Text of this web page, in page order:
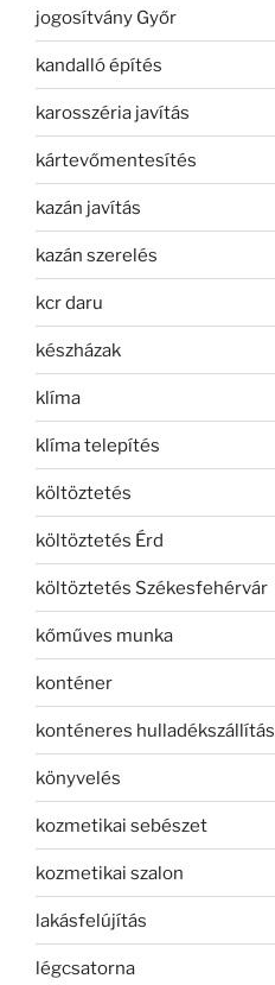
jogosítvány Győr
kandalló építés
karosszéria javítás
kártevőmentesítés
kazán javítás
kazán szerelés
kcr daru
készházak
klíma
klíma telepítés
költöztetés
költöztetés Érd
költöztetés Székesfehérvár
kőműves munka
konténer
konténeres hulladékszállítás
könyvelés
kozmetikai sebészet
kozmetikai szalon
lakásfelújítás
légcsatorna